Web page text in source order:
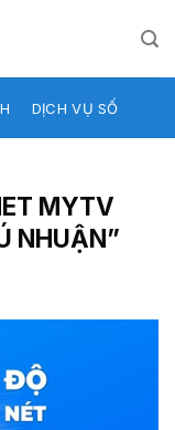
DỊCH VỤ SỐ
MYTV
NHUẬN”